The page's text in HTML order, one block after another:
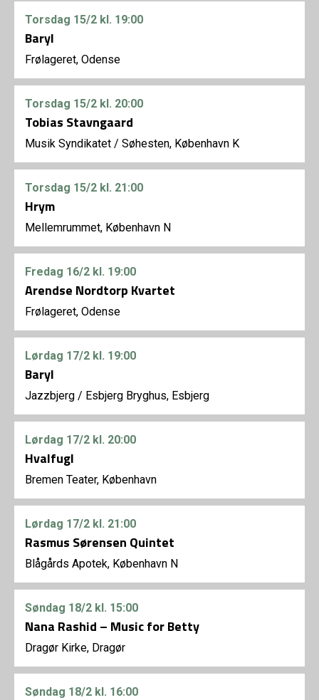
Torsdag 15/2 kl. 19:00
Baryl
Frølageret, Odense
Torsdag 15/2 kl. 20:00
Tobias Stavngaard
Musik Syndikatet / Søhesten, København K
Torsdag 15/2 kl. 21:00
Hrym
Mellemrummet, København N
Fredag 16/2 kl. 19:00
Arendse Nordtorp Kvartet
Frølageret, Odense
Lørdag 17/2 kl. 19:00
Baryl
Jazzbjerg / Esbjerg Bryghus, Esbjerg
Lørdag 17/2 kl. 20:00
Hvalfugl
Bremen Teater, København
Lørdag 17/2 kl. 21:00
Rasmus Sørensen Quintet
Blågårds Apotek, København N
Søndag 18/2 kl. 15:00
Nana Rashid – Music for Betty
Dragør Kirke, Dragør
Søndag 18/2 kl. 16:00